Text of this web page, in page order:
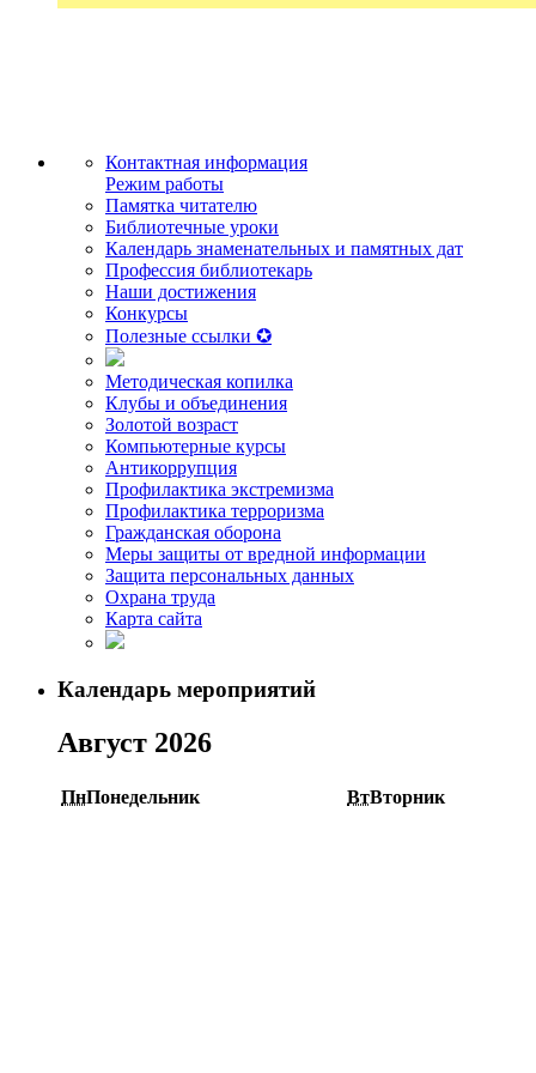
Контактная информация
Режим работы
Памятка читателю
Библиотечные уроки
Календарь знаменательных и памятных дат
Профессия библиотекарь
Наши достижения
Конкурсы
Полезные ссылки ✪
Методическая копилка
Клубы и объединения
Золотой возраст
Компьютерные курсы
Антикоррупция
Профилактика экстремизма
Профилактика терроризма
Гражданская оборона
Меры защиты от вредной информации
Защита персональных данных
Охрана труда
Карта сайта
Календарь мероприятий
Август 2026
ПнПонедельник ВтВторник